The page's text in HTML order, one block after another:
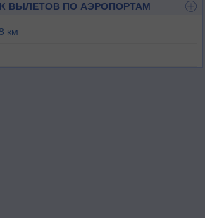
ВЫЛЕТОВ ПО АЭРОПОРТАМ
км